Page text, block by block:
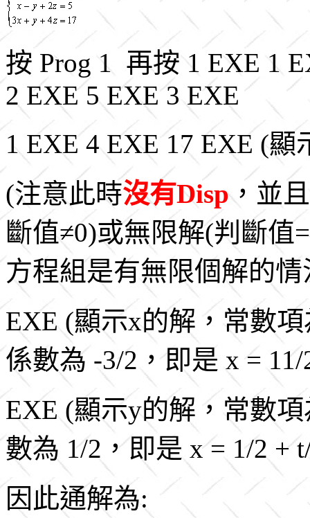
按 Prog 1 再按 1 EXE 1
2 EXE 5 EXE 3 EXE
1 EXE 4 EXE 17 EXE (
(注意此時沒有Disp，並
斷值≠0)或無限解(判斷值
方程組是有無限個解的情
EXE (顯示x的解，常數
係數為 -3/2，即是 x = 11/
EXE (顯示y的解，常數
數為 1/2，即是 x = 1/2 +
因此通解為: